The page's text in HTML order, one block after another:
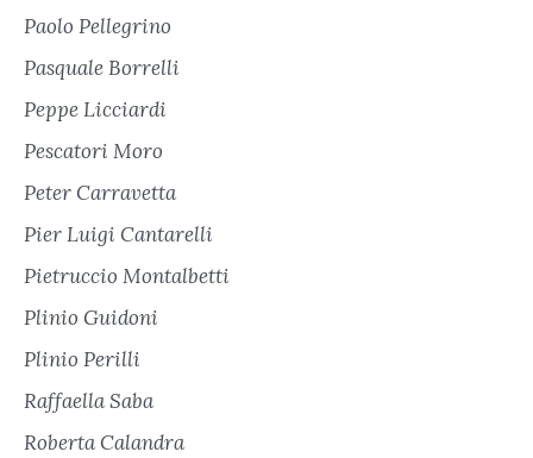
Paolo Pellegrino
Pasquale Borrelli
Peppe Licciardi
Pescatori Moro
Peter Carravetta
Pier Luigi Cantarelli
Pietruccio Montalbetti
Plinio Guidoni
Plinio Perilli
Raffaella Saba
Roberta Calandra